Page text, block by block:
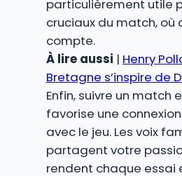
particulièrement utile
cruciaux du match, où
compte.
À lire aussi | Henry
Bretagne s’inspire de
Enfin, suivre un match
favorise une
avec le jeu. Les voix
partagent votre
rendent chaque essai